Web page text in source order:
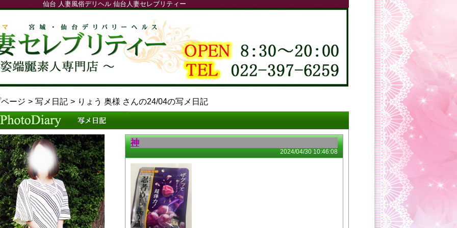
仙台 人妻風俗デリヘル 仙台人妻セレブリティー
ージ 写メ日記 りょう 奥様 さんの24/04の写メ日記
神
2024/04/30 10:46:08